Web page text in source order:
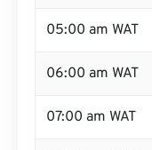
05:00 am WAT
06:00 am WAT
07:00 am WAT